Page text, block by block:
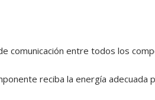
comunicación entre todos los
reciba la energía adecuada